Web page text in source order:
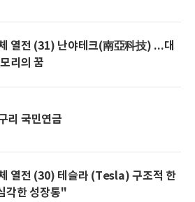
열전 (31) 난야테크(南亞科技) ...대
리의 꿈
리 국민연금
열전 (30) 테슬라 (Tesla) 구조적 한
각한 성장통"